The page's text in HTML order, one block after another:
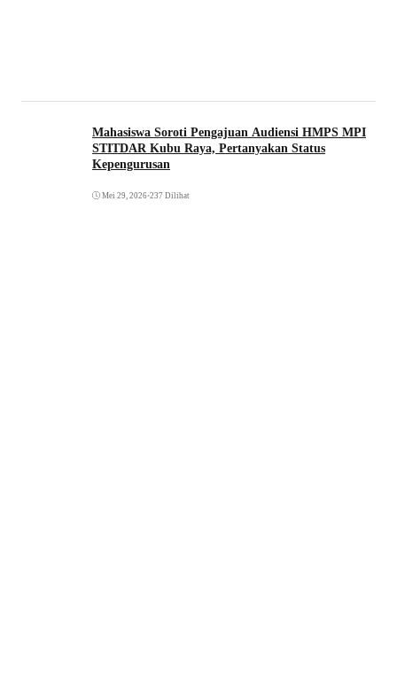
Mahasiswa Soroti Pengajuan Audiensi HMPS MPI
STITDAR Kubu Raya, Pertanyakan Status
Kepengurusan
Mei 29, 2026•237 Dilihat